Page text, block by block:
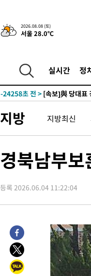
2026.08.08 (토)
서울 28.0℃
실시간 정
-25554초 전 >[속보]與최고위
한민수·김용 순
-25507초 전 >[속보]김민석,
42.08%·宋 10.17%
-24323초 전 >
이강인 "아틀레
-24258초 전 >
-18032초 전 > 낮 최고 35도 '
틀레티코 이적"
-17084초 전 >
수도권 40도
-16053초 전 >온열질환 사망
-6105초 전 >백운산서 80년근
-1349초 전 >남자 농구, 나고야
-725초 전 >여수 오동도 해상
1시간 전 >
축구협회 "압수수
2시간 전 >
[속보]'압수수색·성
5시간 전 >
'최고 37도' 폭염
7시간 전 >
[속보]뉴욕증시 상
지방 지방최신
경북남부
등록 2026.06.04 11:22:04